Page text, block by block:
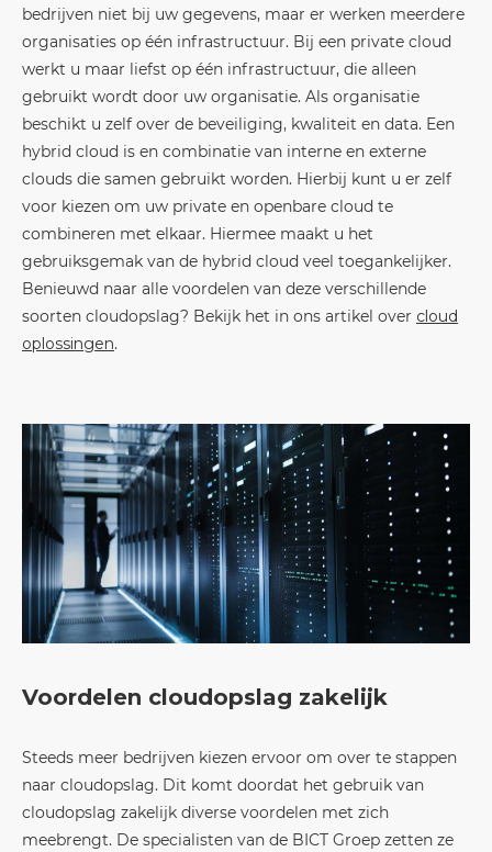
bedrijven niet bij uw gegevens, maar er werken meerdere
organisaties op één infrastructuur. Bij een private cloud
werkt u maar liefst op één infrastructuur, die alleen
gebruikt wordt door uw organisatie. Als organisatie
beschikt u zelf over de beveiliging, kwaliteit en data. Een
hybrid cloud is en combinatie van interne en externe
clouds die samen gebruikt worden. Hierbij kunt u er zelf
voor kiezen om uw private en openbare cloud te
combineren met elkaar. Hiermee maakt u het
gebruiksgemak van de hybrid cloud veel toegankelijker.
Benieuwd naar alle voordelen van deze verschillende
soorten cloudopslag? Bekijk het in ons artikel over cloud
oplossingen.
Voordelen cloudopslag zakelijk
Steeds meer bedrijven kiezen ervoor om over te stappen
naar cloudopslag. Dit komt doordat het gebruik van
cloudopslag zakelijk diverse voordelen met zich
meebrengt. De specialisten van de BICT Groep zetten ze